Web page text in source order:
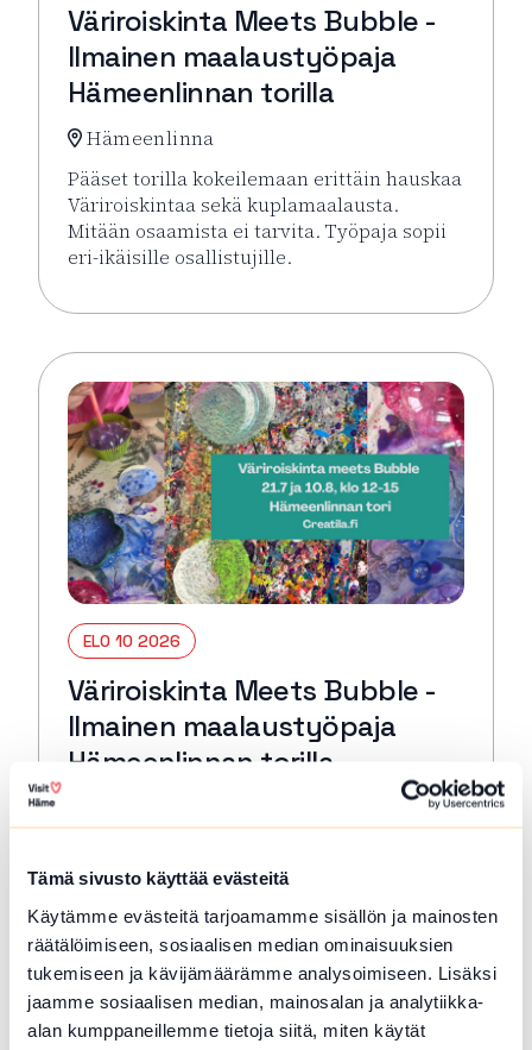
Tämä sivusto käyttää evästeitä
Käytämme evästeitä tarjoamamme sisällön ja mainosten
räätälöimiseen, sosiaalisen median ominaisuuksien
tukemiseen ja kävijämäärämme analysoimiseen. Lisäksi
jaamme sosiaalisen median, mainosalan ja analytiikka-
alan kumppaneillemme tietoja siitä, miten käytät
Väriroiskinta Meets Bubble -
Ilmainen maalaustyöpaja
Hämeenlinnan torilla
Hämeenlinna
Pääset torilla kokeilemaan erittäin hauskaa
Väriroiskintaa sekä kuplamaalausta.
Mitään osaamista ei tarvita. Työpaja sopii
eri-ikäisille osallistujille.
Lue lisää tapahtumasta Väriroiskinta Meets
ELO 10 2026
Väriroiskinta Meets Bubble -
Ilmainen maalaustyöpaja
Hämeenlinnan torilla
Väriroiskintaa sekä kuplamaalausta.
eri-ikäisille osallistujille.
Lue lisää tapahtumasta Väriroiskinta Meets